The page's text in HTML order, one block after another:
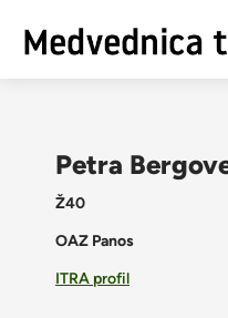
Petra
Ž40
OAZ Panos
ITRA profil